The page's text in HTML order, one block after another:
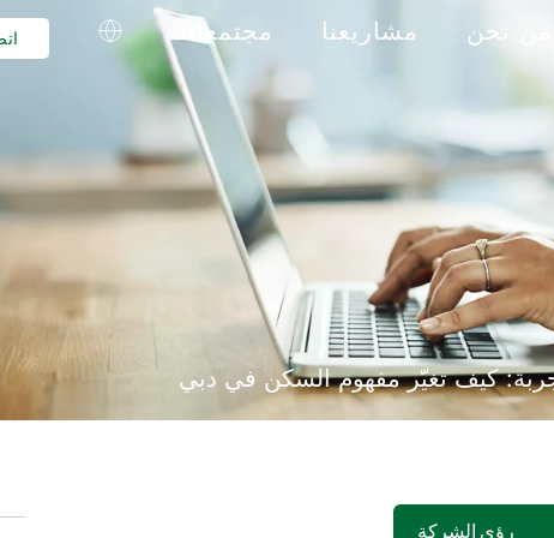
من نحن مشاريعنا مجتمعاتنا
كيف تغيّر مفهوم السكن في دبي
رؤى الشركة